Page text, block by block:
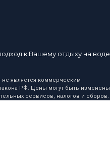
к Вашему отдыху на воде
является коммерческим
РФ. Цены могут быть изменены
сервисов, налогов и сборов.